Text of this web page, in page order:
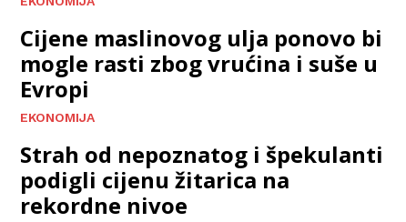
Cijene maslinovog ulja ponovo bi
mogle rasti zbog vrućina i suše u
Evropi
EKONOMIJA
Strah od nepoznatog i špekulanti
podigli cijenu žitarica na
rekordne nivoe